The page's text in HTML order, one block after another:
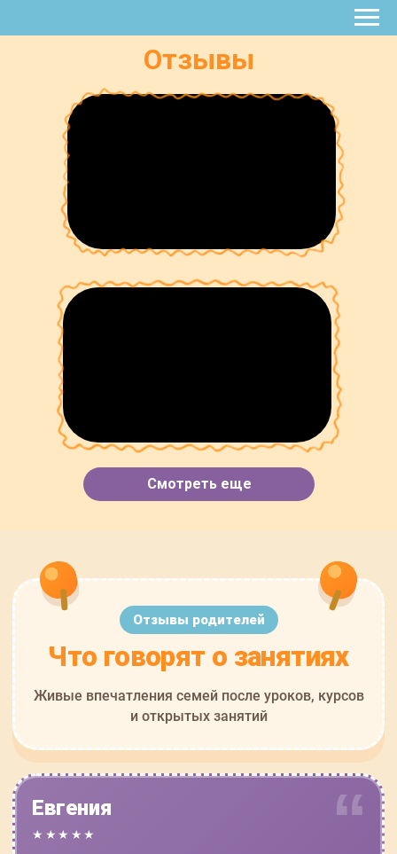
Смотреть еще
Отзывы
Отзывы родителей
Что говорят о занятиях
Живые впечатления семей после уроков, курсов
и открытых занятий
Евгения
★★★★★